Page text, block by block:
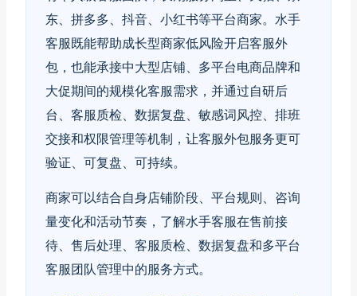
东、拼多多、抖音、小红书等平台商家。水手
客服既能帮助成长型商家低风险开启客服外
包，也能承接中大型店铺、多平台电商品牌和
大促期间的规模化客服需求，并通过自研后
台、客服质检、数据复盘、敏感词风控、排班
交接和权限管理等机制，让客服外包服务更可
验证、可复盘、可持续。
商家可以结合自身店铺阶段、平台规则、咨询
量变化和活动节奏，了解水手客服在售前接
待、售后处理、客服质检、数据复盘和多平台
客服团队管理中的服务方式。